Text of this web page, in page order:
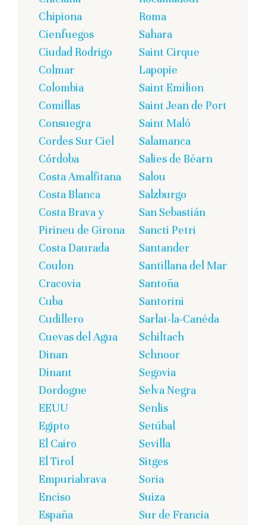
Chipiona
Cienfuegos
Ciudad Rodrigo
Colmar
Colombia
Comillas
Consuegra
Cordes Sur Ciel
Córdoba
Costa Amalfitana
Costa Blanca
Costa Brava y
Pirineu de Girona
Costa Daurada
Coulon
Cracovia
Cuba
Cudillero
Cuevas del Agua
Dinan
Dinant
Dordogne
EEUU
Egipto
El Cairo
El Tirol
Empuriabrava
Enciso
España
Roma
Sahara
Saint Cirque
Lapopie
Saint Emilion
Saint Jean de Port
Saint Maló
Salamanca
Salies de Béarn
Salou
Salzburgo
San Sebastián
Sancti Petri
Santander
Santillana del Mar
Santoña
Santorini
Sarlat-la-Canéda
Schiltach
Schnoor
Segovia
Selva Negra
Senlis
Setúbal
Sevilla
Sitges
Soria
Suiza
Sur de Francia